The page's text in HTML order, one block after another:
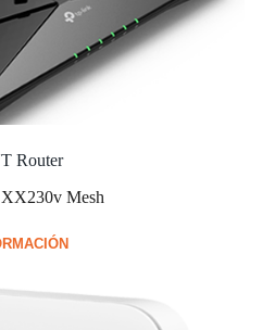
Router
Mesh